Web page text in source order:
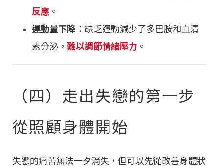
反應 。
運動量下降 ：缺乏運動減少了多巴胺和血清
素分泌， 難以調節情緒壓力 。
（四）走出失戀的第一步
從照顧身體開始
失戀的痛苦無法一夕消失，但可以先從改善身體狀